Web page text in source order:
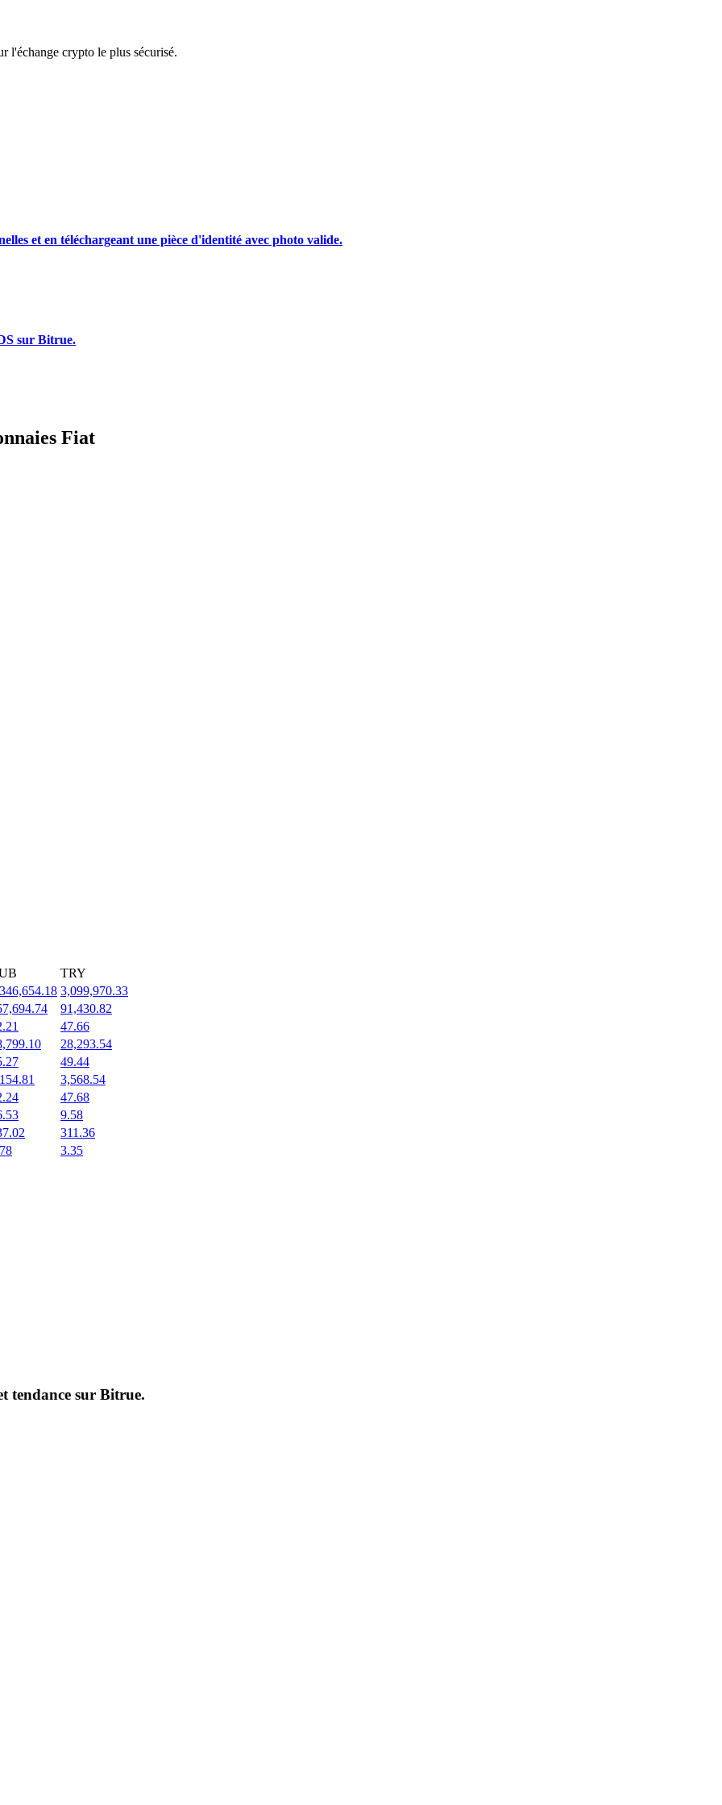
etc.
l'échange crypto le plus sécurisé.
et en téléchargeant une pièce d'identité avec photo valide.
sur Bitrue.
Fiat
TRY
3,099,970.33
91,430.82
47.66
28,293.54
49.44
3,568.54
47.68
9.58
311.36
3.35
tendance sur Bitrue.